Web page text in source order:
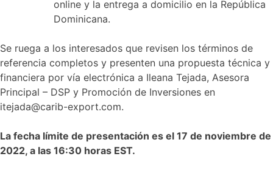
online y la entrega a domicilio en la República
Dominicana.
Se ruega a los interesados que revisen los términos de
referencia completos y presenten una propuesta técnica y
financiera por vía electrónica a Ileana Tejada, Asesora
Principal – DSP y Promoción de Inversiones en
itejada@carib-export.com.
La fecha límite de presentación es el 17 de noviembre de
2022, a las 16:30 horas EST.